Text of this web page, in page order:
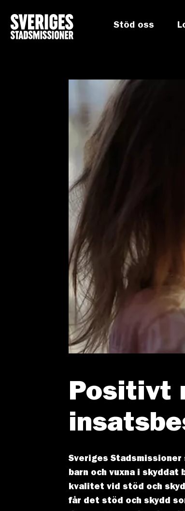
Stöd oss
Positivt
Sveriges
barn och vuxna i
kvalitet vid stöd och
får det stöd och skydd